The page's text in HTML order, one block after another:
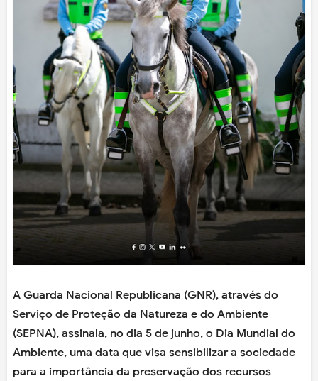
A Guarda Nacional Republicana (GNR), através do
Serviço de Proteção da Natureza e do Ambiente
(SEPNA), assinala, no dia 5 de junho, o Dia Mundial do
Ambiente, uma data que visa sensibilizar a sociedade
para a importância da preservação dos recursos